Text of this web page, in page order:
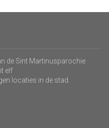
de Sint Martinusparochie
elf
locaties in de stad.